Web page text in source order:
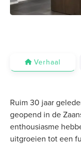
Verhaal
Ruim 30 jaar
geopend in de
enthousiasme
uitgroeien tot een